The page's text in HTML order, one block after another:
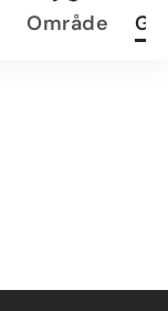
Område